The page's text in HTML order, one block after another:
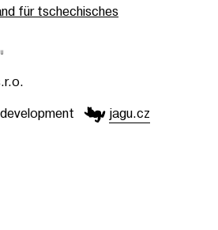
für tschechisches
development jagu.cz